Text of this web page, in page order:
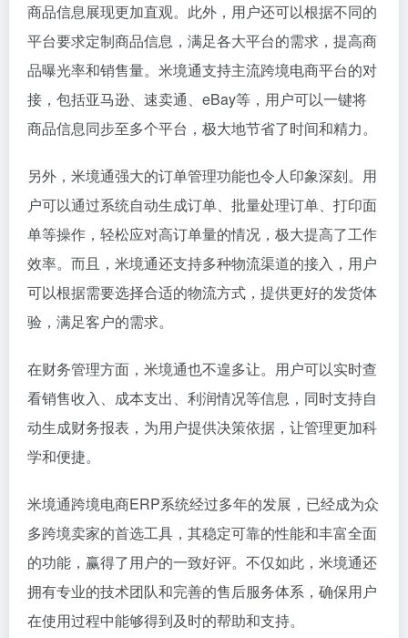
商品信息展现更加直观。此外，用户还可以根据不同的
平台要求定制商品信息，满足各大平台的需求，提高商
品曝光率和销售量。米境通支持主流跨境电商平台的对
接，包括亚马逊、速卖通、eBay等，用户可以一键将
商品信息同步至多个平台，极大地节省了时间和精力。
另外，米境通强大的订单管理功能也令人印象深刻。用
户可以通过系统自动生成订单、批量处理订单、打印面
单等操作，轻松应对高订单量的情况，极大提高了工作
效率。而且，米境通还支持多种物流渠道的接入，用户
可以根据需要选择合适的物流方式，提供更好的发货体
验，满足客户的需求。
在财务管理方面，米境通也不遑多让。用户可以实时查
看销售收入、成本支出、利润情况等信息，同时支持自
动生成财务报表，为用户提供决策依据，让管理更加科
学和便捷。
米境通跨境电商ERP系统经过多年的发展，已经成为众
多跨境卖家的首选工具，其稳定可靠的性能和丰富全面
的功能，赢得了用户的一致好评。不仅如此，米境通还
拥有专业的技术团队和完善的售后服务体系，确保用户
在使用过程中能够得到及时的帮助和支持。